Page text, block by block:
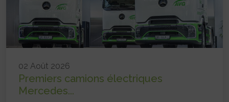
02 Août 2026
Premiers camions électriques
Mercedes...